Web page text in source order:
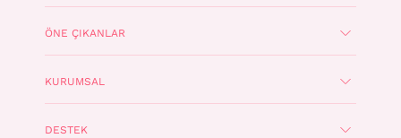
ÖNE ÇIKANLAR
KURUMSAL
DESTEK